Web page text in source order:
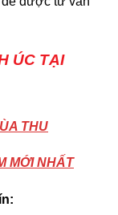
ÚC TẠI
THU
MỚI NHẤT